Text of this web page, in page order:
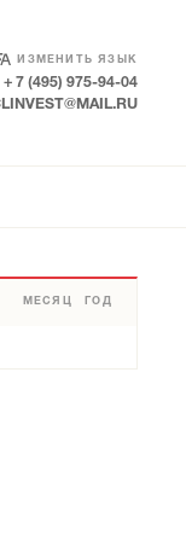
ИЗМЕНИТЬ ЯЗЫК
LANGUAGE
+ 7 (495) 975-94-04
МЕСЯЦ ГОД